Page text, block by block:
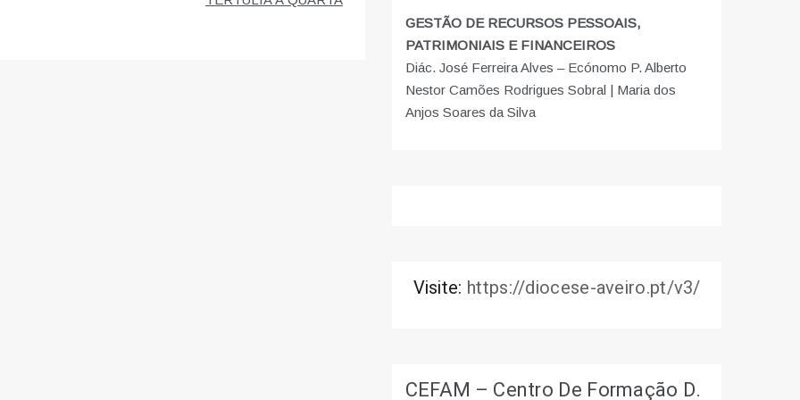
GESTÃO DE RECURSOS PESSOAIS,
PATRIMONIAIS E FINANCEIROS
Diác. José Ferreira Alves – Ecónomo P. Alberto
Nestor Camões Rodrigues Sobral | Maria dos
Anjos Soares da Silva
Visite: https://diocese-aveiro.pt/v3/
CEFAM – Centro De Formação D.